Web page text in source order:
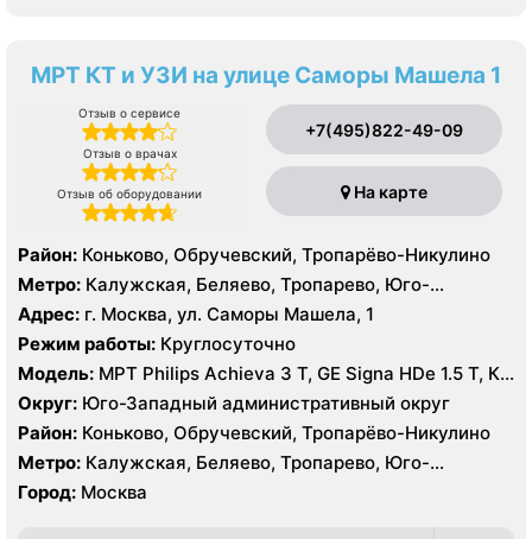
МРТ КТ и УЗИ на улице Саморы Машела 1
Отзыв о сервисе
Отзыв о врачах
Отзыв об оборудовании
+7(495)822-49-09
На карте
Район: Коньково, Обручевский, Тропарёво-Никулино
Метро: Калужская, Беляево, Тропарево, Юго-
Западная
Адрес: г. Москва, ул. Саморы Машела, 1
Режим работы: Круглосуточно
Модель: МРТ Philips Achieva 3 T, GE Signa HDe 1.5 T, КТ
Philips Ingenuity Elite 128 срезов, GE LightSpeed 64
среза УЗИ Toshiba Aplio XG, Philips iU22, Acuson
Antares
Округ: Юго-Западный административный округ
Район: Коньково, Обручевский, Тропарёво-Никулино
Метро: Калужская, Беляево, Тропарево, Юго-
Западная
Город: Москва